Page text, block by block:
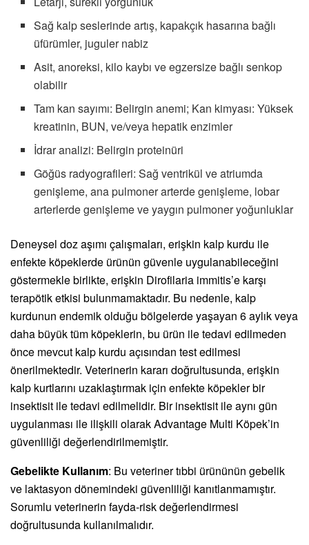
Sağ kalp seslerinde artış, kapakçık hasarına bağlı
üfürümler, juguler nabiz
Asit, anoreksi, kilo kaybı ve egzersize bağlı senkop
olabilir
Tam kan sayımı: Belirgin anemi; Kan kimyası: Yüksek
kreatinin, BUN, ve/veya hepatik enzimler
İdrar analizi: Belirgin proteinüri
Göğüs radyografileri: Sağ ventrikül ve atriumda
genişleme, ana pulmoner arterde genişleme, lobar
arterlerde genişleme ve yaygın pulmoner yoğunluklar
Deneysel doz aşımı çalışmaları, erişkin kalp kurdu ile
enfekte köpeklerde ürünün güvenle uygulanabileceğini
göstermekle birlikte, erişkin Dirofilaria immitis’e karşı
terapötik etkisi bulunmamaktadır. Bu nedenle, kalp
kurdunun endemik olduğu bölgelerde yaşayan 6 aylık veya
daha büyük tüm köpeklerin, bu ürün ile tedavi edilmeden
önce mevcut kalp kurdu açısından test edilmesi
önerilmektedir. Veterinerin kararı doğrultusunda, erişkin
kalp kurtlarını uzaklaştırmak için enfekte köpekler bir
insektisit ile tedavi edilmelidir. Bir insektisit ile aynı gün
uygulanması ile ilişkili olarak Advantage Multi Köpek’in
güvenliliği değerlendirilmemiştir.
Gebelikte Kullanım: Bu veteriner tıbbi ürününün gebelik
ve laktasyon dönemindeki güvenliliği kanıtlanmamıştır.
Sorumlu veterinerin fayda-risk değerlendirmesi
doğrultusunda kullanılmalıdır.